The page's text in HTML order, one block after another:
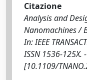
Citazione
Analysis and
Nanomachines /
In: IEEE
ISSN 1536-
[10.1109/